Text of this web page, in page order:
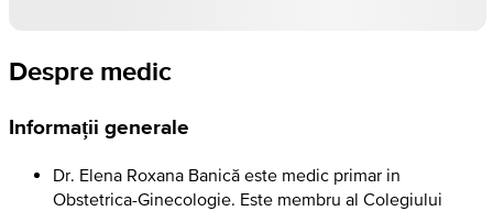
Despre medic
Informații generale
Dr. Elena Roxana Banică este medic primar in
Obstetrica-Ginecologie. Este membru al Colegiului